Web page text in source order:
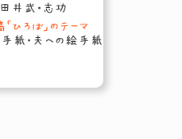
井武・志功
ひろば」のテーマ
紙・夫への絵手紙